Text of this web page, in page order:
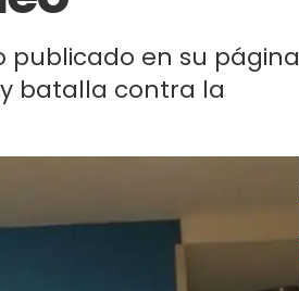
publicado en su página
batalla contra la